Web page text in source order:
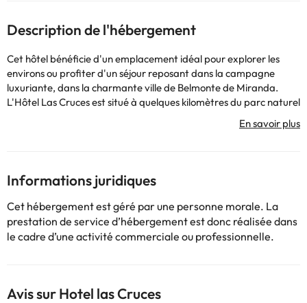
Description de l'hébergement
Cet hôtel bénéficie d'un emplacement idéal pour explorer les
environs ou profiter d'un séjour reposant dans la campagne
luxuriante, dans la charmante ville de Belmonte de Miranda.
L'Hôtel Las Cruces est situé à quelques kilomètres du parc naturel
de Somiedo, où vous pourrez profiter d'un large éventail
d'activités de montagne et profiter du magnifique paysage
chambre et un café où vous pourrez profiter d'une salle de
télévision, jeux de société, etc. Toutes les chambres sont
extérieures, lumineuses et équipées de salle de bains, télévision
par satellite, téléphone, coffre-fort et un coin salon. Toutes
disposent d'une connexion Wi-Fi.
l’établissement. Toutes les informations figurant sur cette fiche
Informations juridiques
Cet hébergement est géré par une personne morale. La
prestation de service d’hébergement est donc réalisée dans
le cadre d’une activité commerciale ou professionnelle.
Avis sur Hotel las Cruces